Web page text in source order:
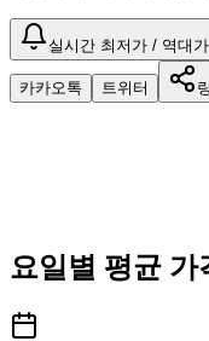
실시간 최저가 / 역대
카카오톡 트위터
요일별 평균 가